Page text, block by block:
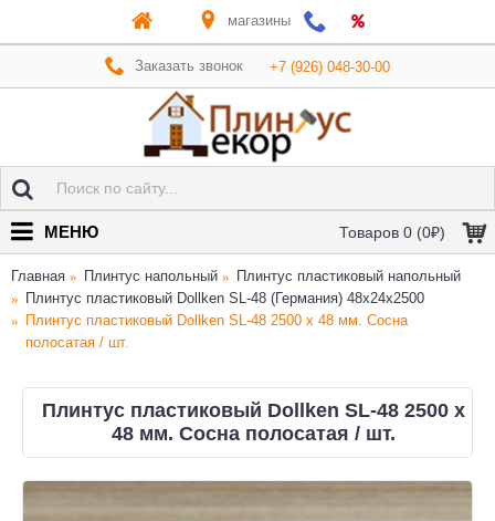
магазины
Заказать звонок +7 (926) 048-30-00
Товаров 0 (0₽)
МЕНЮ
Главная Плинтус напольный
Плинтус пластиковый напольный
Плинтус пластиковый Dollken SL-48 (Германия) 48x24x2500
Плинтус пластиковый Dollken SL-48 2500 х 48 мм. Сосна
полосатая / шт.
Плинтус пластиковый Dollken SL-48 2500 х
48 мм. Сосна полосатая / шт.